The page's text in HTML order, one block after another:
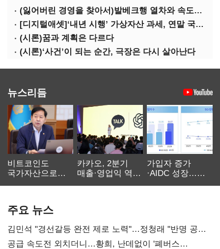
(잃어버린 경영을 찾아서)발베크행 열차와 속도의 환상: 디지털 전환과 물류 혁신의 포용적 노동 전략
[디지털애셋]‘내년 시행’ 가상자산 과세, 연말 국회 문턱 넘을까
(시론)꿈과 계획은 다르다
(시론)‘사건’이 되는 순간, 극장은 다시 살아난다
뉴스리듬
비트코인도
국가자산으로…'
카카오, 2분기
매출·영업익 역대
가입자 증가
·AIDC 성장…
주요 뉴스
김민석 "경선갈등 완전 제로 노력"…정청래 "반명 공세
사과부터"
공급 속도전 외치더니…황희, 난데없이 '폐버스